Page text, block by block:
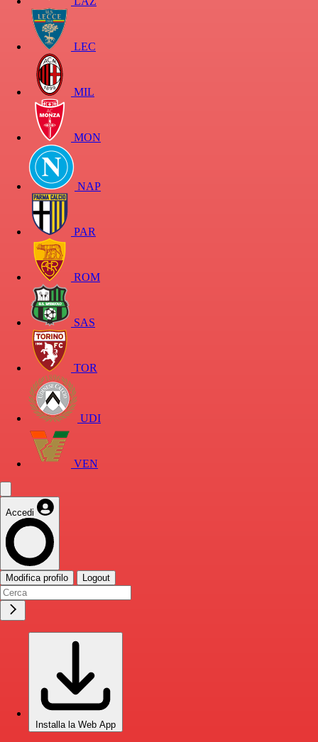
LEC
MIL
MON
NAP
PAR
ROM
SAS
TOR
UDI
VEN
Accedi
Modifica profilo Logout
Installa la Web App